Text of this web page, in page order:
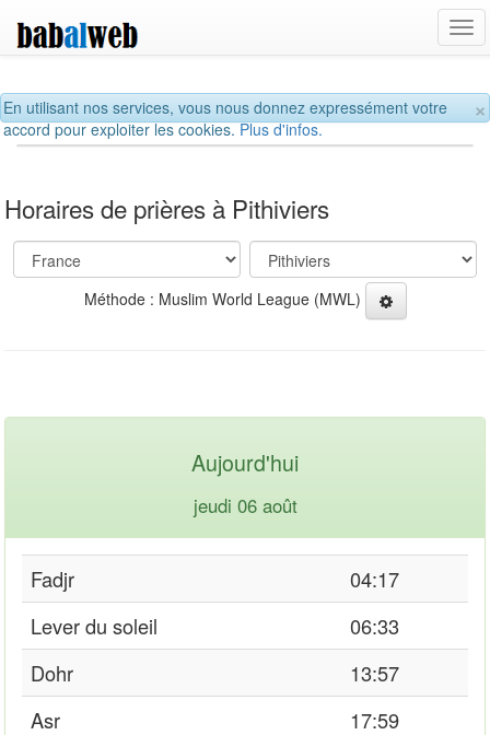
×
En utilisant nos services, vous nous donnez expressément votre
accord pour exploiter les cookies.Plus d'infos.
Horaires de prières à Pithiviers
Méthode : Muslim World League (MWL)
Aujourd'hui
jeudi 06 août
Fadjr
04:17
Lever du soleil
06:33
Dohr
13:57
Asr
17:59